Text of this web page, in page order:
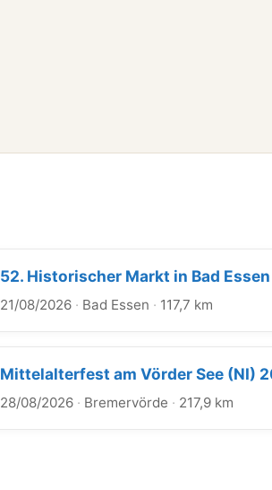
52. Historischer Markt in Bad
21/08/2026 · Bad Essen · 117,7 km
Mittelalterfest am Vörder See (NI)
28/08/2026 · Bremervörde · 217,9 km